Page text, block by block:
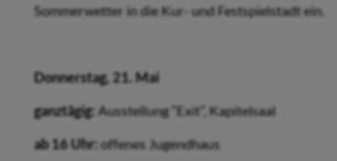
Sommerwetter in die Kur- und Festspielstadt ein.
Donnerstag, 21. Mai
ganztägig: Ausstellung “Exit”, Kapitelsaal
ab 16 Uhr:offenes Jugendhaus